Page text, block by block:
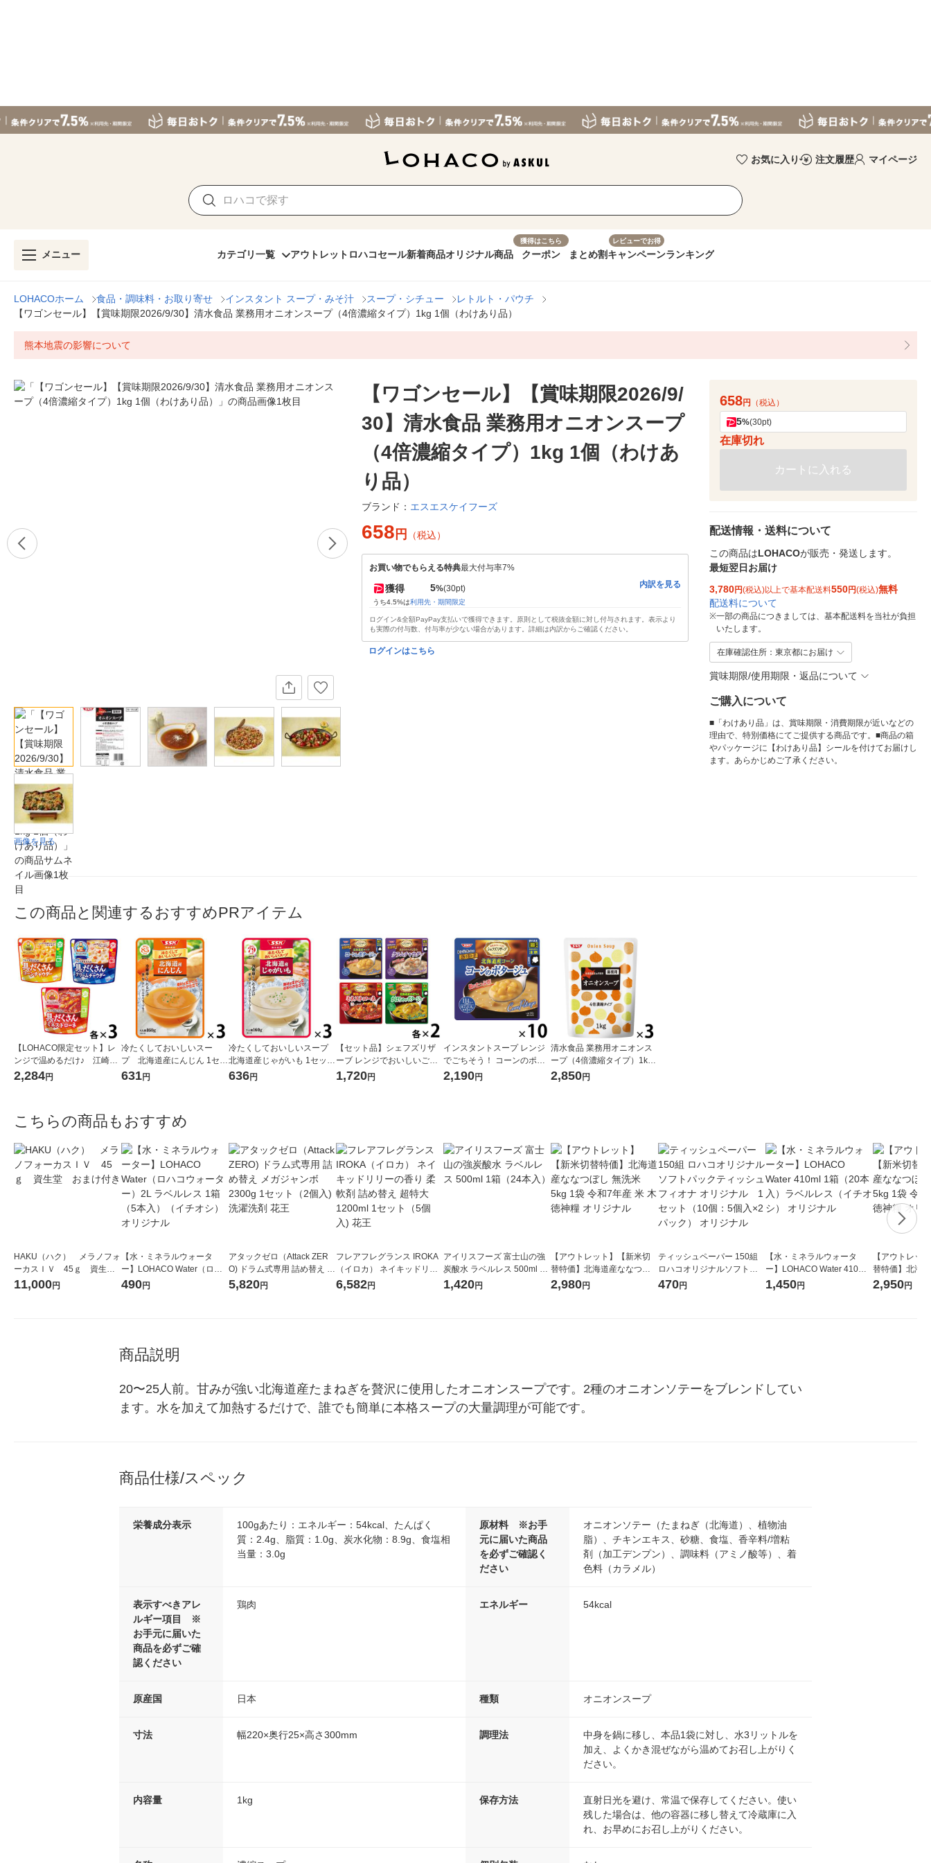
お気に入り 注文履歴 マイページ
メニュー カテゴリ一覧 アウトレット ロハコセール新着商品オリジナル商品
獲得はこちら
クーポン まとめ割
レビューでお得
キャンペーンランキング
LOHACOホーム 食品・調味料・お取り寄せ インスタント スープ・みそ汁 スープ・シチュー
レトルト・パウチ
【ワゴンセール】【賞味期限2026/9/30】清水食品 業務用オニオンスープ（4倍濃縮タイプ）1kg 1個（わけあり品）
熊本地震の影響について
画像を見る
【ワゴンセール】【賞味期限2026/9/
30】清水食品 業務用オニオンスープ
（4倍濃縮タイプ）1kg 1個（わけあ
り品）
ブランド： エスエスケイフーズ
658 円 （税込）
お買い物でもらえる特典最大付与率7%
獲得 5%(30pt)
うち4.5%は利用先・期間限定
内訳を見る
ログイン&全額PayPay支払いで獲得できます。原則として税抜金額に対し付与されます。表示より
も実際の付与数、付与率が少ない場合があります。詳細は内訳からご確認ください。
ログインはこちら
658円 （税込）
5%(30pt)
在庫切れ
カートに入れる
配送情報・送料について
この商品はLOHACOが販売・発送します。
最短翌日お届け
3,780円(税込)以上で基本配送料550円(税込)無料
配送料について
※一部の商品につきましては、基本配送料を当社が負担
いたします。
在庫確認住所：東京都にお届け
賞味期限/使用期限・返品について
ご購入について
■「わけあり品」は、賞味期限・消費期限が近いなどの
理由で、特別価格にてご提供する商品です。■商品の箱
やパッケージに【わけあり品】シールを付けてお届けし
ます。あらかじめご了承ください。
この商品と関連するおすすめPRアイテム
【LOHACO限定セット】レ
ンジで温めるだけ♪ 江崎グ
リコ クレアおばさんの具だ
くさんスープ3種アソートセ
2,284円
冷たくしておいしいスー
プ 北海道産にんじん 1セッ
ト（1個×3） 清水食品 冷た
631円
冷たくしておいしいスープ
北海道産じゃがいも 1セット
（1個×3） 清水食品
636円
【セット品】シェフズリザ
ーブ レンジでおいしいごち
そうスープ 人気4種バラエテ
ィセット レンジ対応スープ
1,720円
インスタントスープ レンジ
でごちそう！ コーンのポタ
ージュ 1セット(10食) 清水
食品
2,190円
清水食品 業務用オニオンス
ープ（4倍濃縮タイプ）1kg
1セット（1個×3）
2,850円
こちらの商品もおすすめ
HAKU（ハク） メラノフォ
ーカスＩＶ 45ｇ 資生
堂 おまけ付き
11,000円
【水・ミネラルウォータ
ー】LOHACO Water（ロハ
コウォーター）2L ラベルレ
490円
アタックゼロ（Attack ZER
O) ドラム式専用 詰め替え メ
ガジャンボ 2300g 1セット
（2個入) 洗濯洗剤 花王
5,820円
フレアフレグランス IROKA
（イロカ） ネイキッドリリ
ーの香り 柔軟剤 詰め替え 超
特大 1200ml 1セット（5個
6,582円
アイリスフーズ 富士山の強
炭酸水 ラベルレス 500ml 1
箱（24本入）
1,420円
【アウトレット】【新米切
替特価】北海道産ななつぼ
し 無洗米 5kg 1袋 令和7年産
米 木徳神糧 オリジナル
2,980円
ティッシュペーパー 150組
ロハコオリジナルソフトパ
ックティッシュ フィオナ オ
470円
【水・ミネラルウォータ
ー】LOHACO Water 410ml
1箱（20本入）ラベルレス
（イチオシ） オリジナル
1,450円
【アウトレッ
替特価】北海
し 精白米 5kg
米 木徳神糧 オ
2,950円
商品説明
20〜25人前。甘みが強い北海道産たまねぎを贅沢に使用したオニオンスープです。2種のオニオンソテーをブレンドしてい
ます。水を加えて加熱するだけで、誰でも簡単に本格スープの大量調理が可能です。
商品仕様/スペック
栄養成分表示
100gあたり：エネルギー：54kcal、たんぱく
質：2.4g、脂質：1.0g、炭水化物：8.9g、食塩相
当量：3.0g
原材料 ※お手
元に届いた商品
を必ずご確認く
ださい
オニオンソテー（たまねぎ（北海道）、植物油
脂）、チキンエキス、砂糖、食塩、香辛料/増粘
剤（加工デンプン）、調味料（アミノ酸等）、着
色料（カラメル）
表示すべきアレ
ルギー項目 ※
お手元に届いた
商品を必ずご確
認ください
鶏肉 エネルギー 54kcal
原産国 日本 種類 オニオンスープ
寸法 幅220×奥行25×高さ300mm 調理法
中身を鍋に移し、本品1袋に対し、水3リットルを
加え、よくかき混ぜながら温めてお召し上がりく
ださい。
内容量 1kg 保存方法
直射日光を避け、常温で保存してください。使い
残した場合は、他の容器に移し替えて冷蔵庫に入
れ、お早めにお召し上がりください。